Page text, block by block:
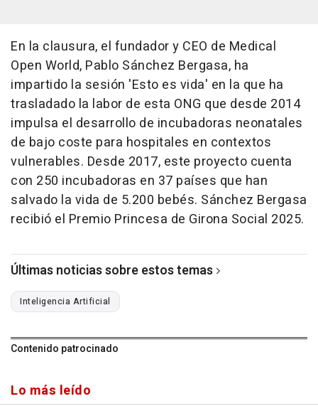
En la clausura, el fundador y CEO de Medical
Open World, Pablo Sánchez Bergasa, ha
impartido la sesión 'Esto es vida' en la que ha
trasladado la labor de esta ONG que desde 2014
impulsa el desarrollo de incubadoras neonatales
de bajo coste para hospitales en contextos
vulnerables. Desde 2017, este proyecto cuenta
con 250 incubadoras en 37 países que han
salvado la vida de 5.200 bebés. Sánchez Bergasa
recibió el Premio Princesa de Girona Social 2025.
Últimas noticias sobre estos temas
Inteligencia Artificial
Contenido patrocinado
Lo más leído